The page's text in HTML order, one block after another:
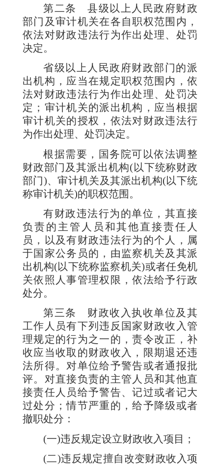
第二条县级以上人民政府财政
部门及审计机关在各自职权范围内，
依法对财政违法行为作出处理、处罚
决定。
省级以上人民政府财政部门的派
出机构，应当在规定职权范围内，依
法对财政违法行为作出处理、处罚决
定；审计机关的派出机构，应当根据
审计机关的授权，依法对财政违法行
为作出处理、处罚决定。
根据需要，国务院可以依法调整
财政部门及其派出机构(以下统称财政
部门)、审计机关及其派出机构(以下统
称审计机关)的职权范围。
有财政违法行为的单位，其直接
负责的主管人员和其他直接责任人
员，以及有财政违法行为的个人，属
于国家公务员的，由监察机关及其派
出机构(以下统称监察机关)或者任免机
关依照人事管理权限，依法给予行政
处分。
第三条 财政收入执收单位及其
工作人员有下列违反国家财政收入管
理规定的行为之一的，责令改正，补
收应当收取的财政收入，限期退还违
法所得。对单位给予警告或者通报批
评。对直接负责的主管人员和其他直
接责任人员给予警告、记过或者记大
过处分；情节严重的，给予降级或者
撤职处分：
(一)违反规定设立财政收入项目；
(二)违反规定擅自改变财政收入项